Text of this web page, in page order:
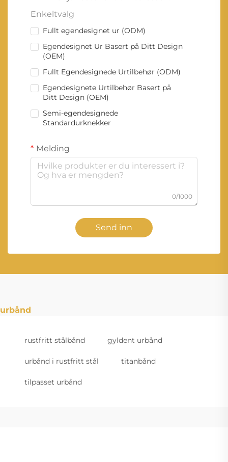
Enkeltvalg
Fullt egendesignet ur (ODM)
Egendesignet Ur Basert på Ditt Design
(OEM)
Fullt Egendesignede Urtilbehør (ODM)
Egendesignete Urtilbehør Basert på
Ditt Design (OEM)
Semi-egendesignede
Standardurknekker
Melding
0/1000
Send inn
urbånd
rustfritt stålbånd gyldent urbånd
urbånd i rustfritt stål titanbånd
tilpasset urbånd